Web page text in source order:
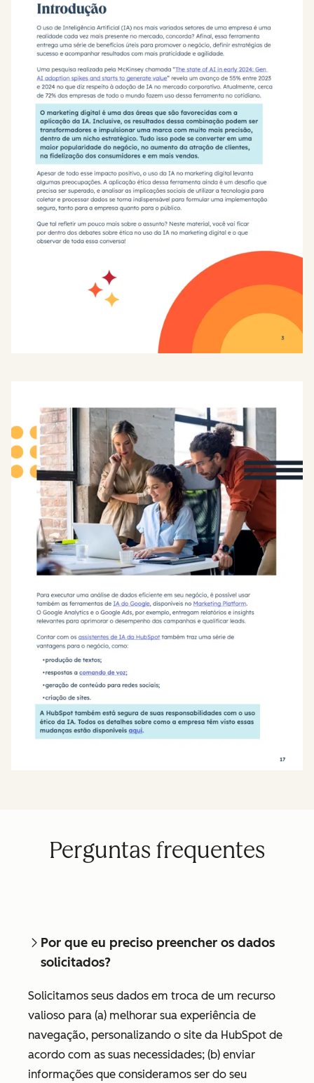
Perguntas frequentes
Por que eu preciso preencher os dados
solicitados?
Solicitamos seus dados em troca de um recurso
valioso para (a) melhorar sua experiência de
navegação, personalizando o site da HubSpot de
acordo com as suas necessidades; (b) enviar
informações que consideramos ser do seu